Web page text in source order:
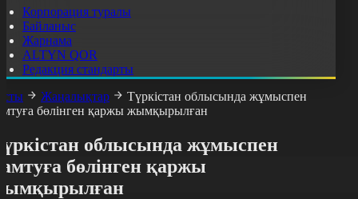
Корпорация туралы
Байланыс
Жарнама
ALTYN QOR
Редакция стандарты
Жаңалықтар
Түркістан облысында жұмыспен
бөлінген қаржы жымқырылған
облысында жұмыспен
бөлінген қаржы